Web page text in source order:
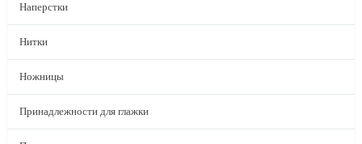
Наперстки
Нитки
Ножницы
Принадлежности для глажки